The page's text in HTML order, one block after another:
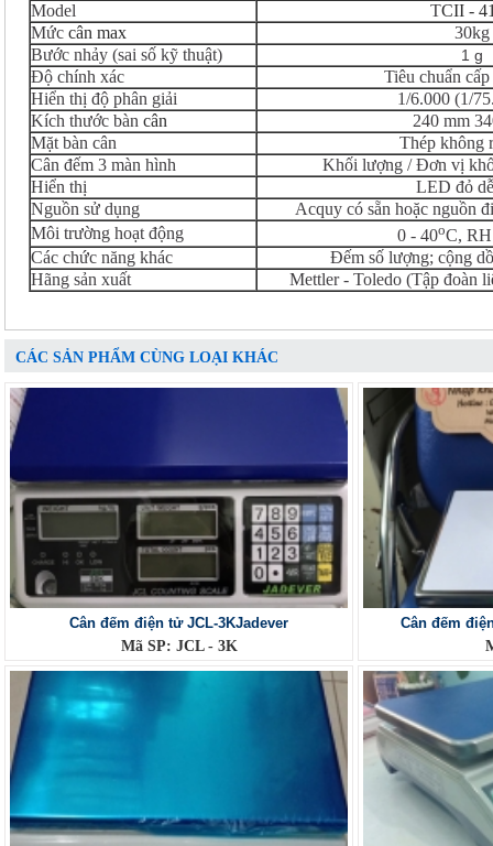
Model TCII -
Mức cân max
30kg
Bước nhảy (sai số kỹ thuật)
1 g
Độ chính xác
Tiêu chuẩn
Hiển thị độ phân giải
1/6.000 (1/
Kích thước bàn cân
240 mm
Mặt bàn cân
Thép không
Cân đếm 3 màn hình
Khối lượng / Đơn vị
Hiển thị
LED đỏ
Nguồn sử dụng
Acquy có sẵn hoặc nguồn
Môi trường hoạt động
0 - 40oC,
Các chức năng khác
Đếm số lượng; cộng
Hãng sản xuất
Mettler - Toledo (Tập đoàn
CÁC SẢN PHẨM CÙNG LOẠI KHÁC
Cân đếm điện tử JCL-3KJadever
Mã SP: JCL - 3K
Cân đếm